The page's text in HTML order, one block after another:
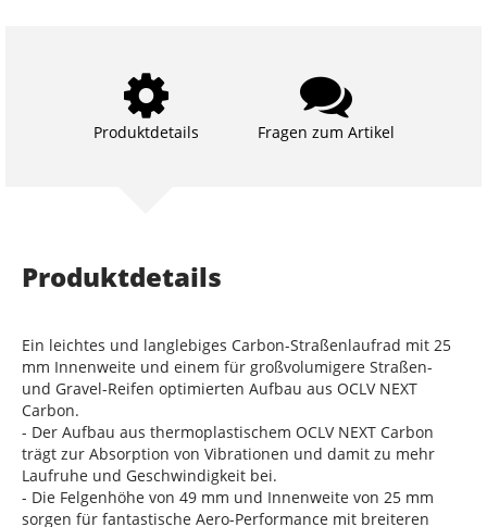
Produktdetails Fragen zum Artikel
Produktdetails
Ein leichtes und langlebiges Carbon-Straßenlaufrad mit 25
mm Innenweite und einem für großvolumigere Straßen-
und Gravel-Reifen optimierten Aufbau aus OCLV NEXT
Carbon.
- Der Aufbau aus thermoplastischem OCLV NEXT Carbon
trägt zur Absorption von Vibrationen und damit zu mehr
Laufruhe und Geschwindigkeit bei.
- Die Felgenhöhe von 49 mm und Innenweite von 25 mm
sorgen für fantastische Aero-Performance mit breiteren